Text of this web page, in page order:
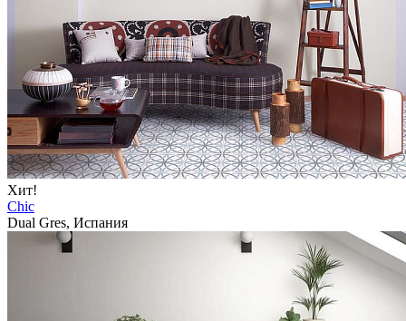
Хит!
Chic
Dual Gres, Испания